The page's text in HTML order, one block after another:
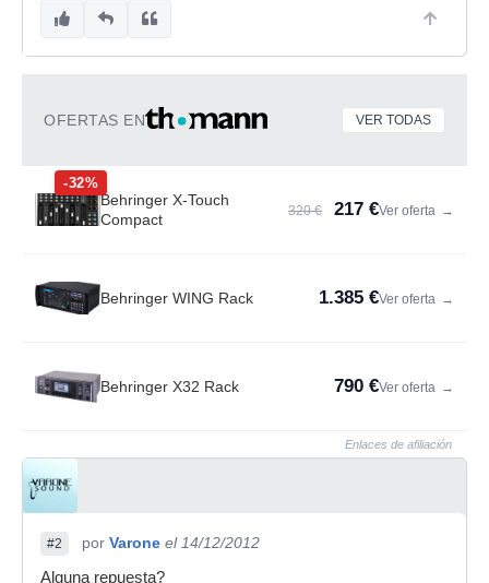
OFERTAS EN VER TODAS
-32%
Behringer X-Touch
Compact
320 € 217 €Ver oferta →
Behringer WING Rack 1.385 €Ver oferta →
Behringer X32 Rack 790 €Ver oferta →
Enlaces de afiliación
#2 por Varone el 14/12/2012
Alguna repuesta?